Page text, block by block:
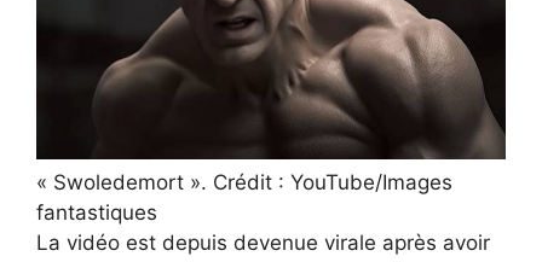
« Swoledemort ». Crédit : YouTube/Images
fantastiques
La vidéo est depuis devenue virale après avoir